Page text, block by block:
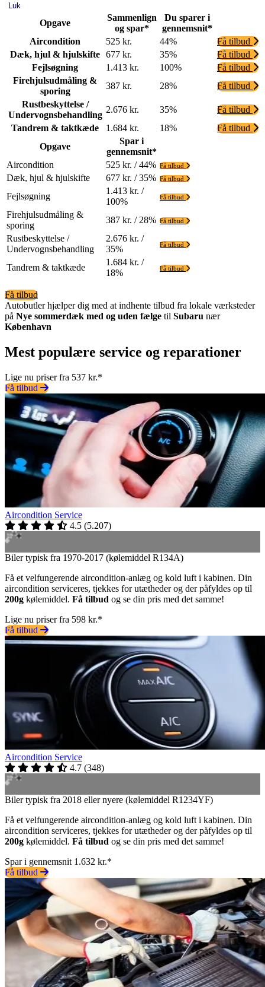
Luk
Opgave
Sammenlign
og spar*
Du sparer i
gennemsnit*
Aircondition
525 kr. 44%
Få tilbud
Dæk, hjul & hjulskifte 677 kr. 35%
Få tilbud
Fejlsøgning
1.413 kr. 100%
Få tilbud
Firehjulsudmåling &
sporing
387 kr. 28%
Få tilbud
Rustbeskyttelse /
Undervognsbehandling
2.676 kr. 35%
Få tilbud
Tandrem & taktkæde
1.684 kr. 18%
Få tilbud
Opgave
Spar i
gennemsnit*
Aircondition
525 kr. / 44% Få tilbud
Dæk, hjul & hjulskifte 677 kr. / 35% Få tilbud
Fejlsøgning
1.413 kr. /
100%
Få tilbud
Firehjulsudmåling &
sporing
387 kr. / 28% Få tilbud
Rustbeskyttelse /
Undervognsbehandling
2.676 kr. /
35%
Få tilbud
Tandrem & taktkæde
1.684 kr. /
18%
Få tilbud
Få tilbud
Autobutler hjælper dig med at indhente tilbud fra lokale værksteder
på Nye sommerdæk med og uden fælge til Subaru nær
København
Mest populære service og reparationer
Lige nu priser fra 537 kr.*
Få tilbud
Aircondition Service
4.5 (5.207)
Biler typisk fra 1970-2017 (kølemiddel R134A)
Få et velfungerende aircondition-anlæg og kold luft i kabinen. Din
aircondition serviceres, tjekkes for utætheder og der påfyldes op til
200g kølemiddel. Få tilbud og se din pris med det samme!
Lige nu priser fra 598 kr.*
Få tilbud
Aircondition Service
4.7 (348)
Biler typisk fra 2018 eller nyere (kølemiddel R1234YF)
Få et velfungerende aircondition-anlæg og kold luft i kabinen. Din
aircondition serviceres, tjekkes for utætheder og der påfyldes op til
200g kølemiddel. Få tilbud og se din pris med det samme!
Spar i gennemsnit 1.632 kr.*
Få tilbud